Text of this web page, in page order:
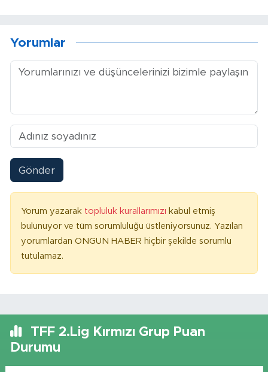
Yorumlar
Gönder
Yorum yazarak topluluk kurallarımızı kabul etmiş
bulunuyor ve tüm sorumluluğu üstleniyorsunuz. Yazılan
yorumlardan ONGUN HABER hiçbir şekilde sorumlu
tutulamaz.
TFF 2.Lig Kırmızı Grup Puan
Durumu